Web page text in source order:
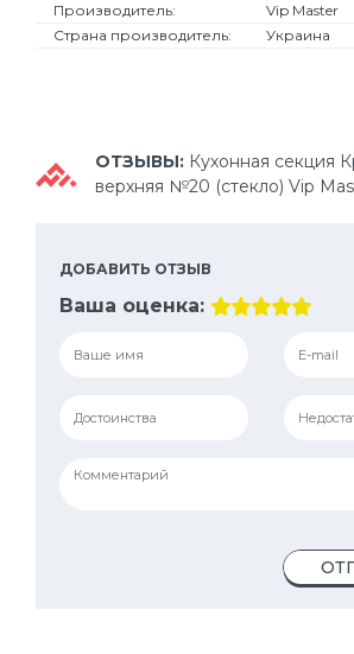
Производитель:
Vip Master
Страна производитель:
Украина
ОТЗЫВЫ: Кухонная секция
верхняя №20 (стекло) Vip
ДОБАВИТЬ ОТЗЫВ
Ваша оценка: